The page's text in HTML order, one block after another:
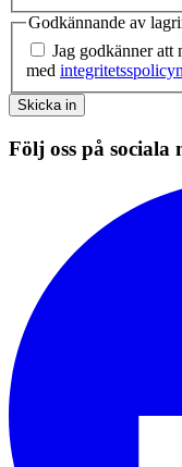
Godkännande av
Jag godkänner att
med integritetsspolicyn
Skicka in
Följ oss på sociala